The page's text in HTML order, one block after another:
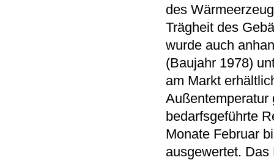
des
Trägheit des
wurde auch
(Baujahr 1978)
am Markt
Außentemperatur
bedarfsgeführte
Monate Februar
ausgewertet.